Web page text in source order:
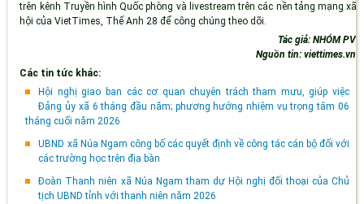
trên kênh Truyền hình Quốc phòng và livestream trên các nền tảng mạng xã
hội của VietTimes, Thế Anh 28 để công chúng theo dõi.
Tác giả: NHÓM PV
Nguồn tin: viettimes.vn
Các tin tức khác:
Hội nghị giao ban các cơ quan chuyên trách tham mưu, giúp việc
Đảng ủy xã 6 tháng đầu năm; phương hướng nhiệm vụ trọng tâm 06
tháng cuối năm 2026
UBND xã Núa Ngam công bố các quyết định về công tác cán bộ đối với
các trường học trên địa bàn
Đoàn Thanh niên xã Núa Ngam tham dự Hội nghị đối thoại của Chủ
tịch UBND tỉnh với thanh niên năm 2026